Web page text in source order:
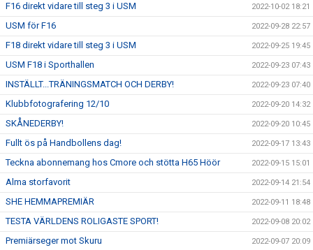
F16 direkt vidare till steg 3 i USM 2022-10-02 18:21
USM för F16 2022-09-28 22:57
F18 direkt vidare till steg 3 i USM 2022-09-25 19:45
USM F18 i Sporthallen 2022-09-23 07:43
INSTÄLLT...TRÄNINGSMATCH OCH DERBY! 2022-09-23 07:40
Klubbfotografering 12/10 2022-09-20 14:32
SKÅNEDERBY! 2022-09-20 10:45
Fullt ös på Handbollens dag! 2022-09-17 13:43
Teckna abonnemang hos Cmore och stötta H65 Höör 2022-09-15 15:01
Alma storfavorit 2022-09-14 21:54
SHE HEMMAPREMIÄR 2022-09-11 18:48
TESTA VÄRLDENS ROLIGASTE SPORT! 2022-09-08 20:02
Premiärseger mot Skuru 2022-09-07 20:09